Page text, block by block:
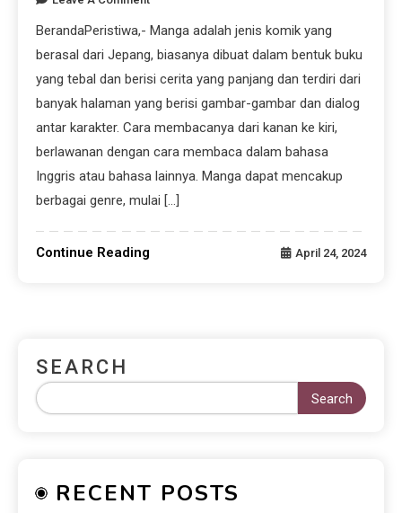
BerandaPeristiwa,- Manga adalah jenis komik yang
berasal dari Jepang, biasanya dibuat dalam bentuk buku
yang tebal dan berisi cerita yang panjang dan terdiri dari
banyak halaman yang berisi gambar-gambar dan dialog
antar karakter. Cara membacanya dari kanan ke kiri,
berlawanan dengan cara membaca dalam bahasa
Inggris atau bahasa lainnya. Manga dapat mencakup
berbagai genre, mulai […]
Continue Reading April 24, 2024
SEARCH
Search
RECENT POSTS